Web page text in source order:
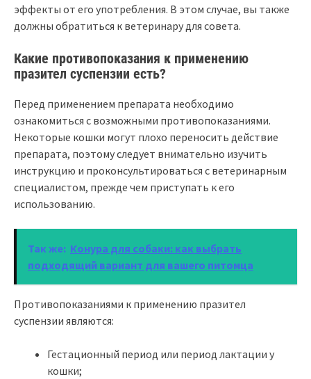
эффекты от его употребления. В этом случае, вы также
должны обратиться к ветеринару для совета.
Какие противопоказания к применению
празител суспензии есть?
Перед применением препарата необходимо
ознакомиться с возможными противопоказаниями.
Некоторые кошки могут плохо переносить действие
препарата, поэтому следует внимательно изучить
инструкцию и проконсультироваться с ветеринарным
специалистом, прежде чем приступать к его
использованию.
Так же: Конура для собаки: как выбрать
подходящий вариант для вашего питомца
Противопоказаниями к применению празител
суспензии являются:
Гестационный период или период лактации у
кошки;